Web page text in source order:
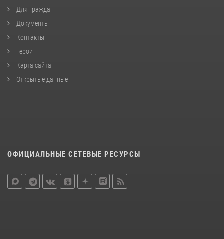
Для граждан
Документы
Контакты
Герои
Карта сайта
Открытые данные
ОФИЦИАЛЬНЫЕ СЕТЕВЫЕ РЕСУРСЫ